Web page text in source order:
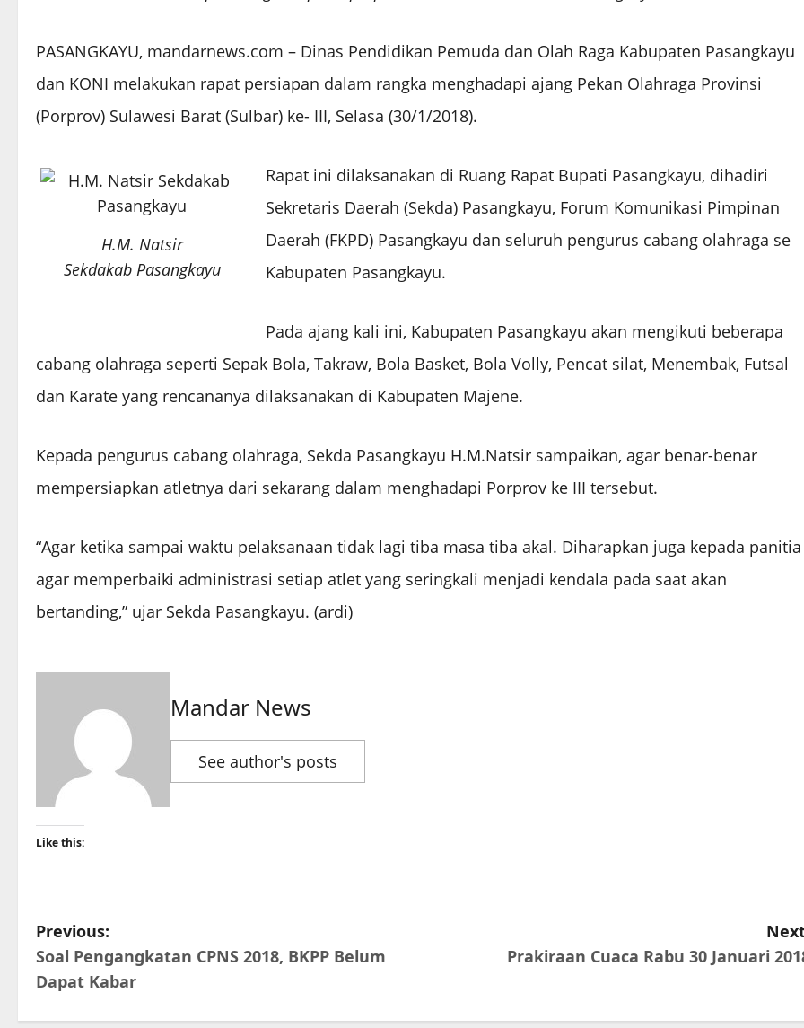
PASANGKAYU, mandarnews.com – Dinas Pendidikan Pemuda dan Olah Raga Kabupaten Pasangkayu
dan KONI melakukan rapat persiapan dalam rangka menghadapi ajang Pekan Olahraga Provinsi
(Porprov) Sulawesi Barat (Sulbar) ke- III, Selasa (30/1/2018).
H.M. Natsir
Sekdakab Pasangkayu
Rapat ini dilaksanakan di Ruang Rapat Bupati Pasangkayu, dihadiri
Sekretaris Daerah (Sekda) Pasangkayu, Forum Komunikasi Pimpinan
Daerah (FKPD) Pasangkayu dan seluruh pengurus cabang olahraga se
Kabupaten Pasangkayu.
Pada ajang kali ini, Kabupaten Pasangkayu akan mengikuti beberapa
cabang olahraga seperti Sepak Bola, Takraw, Bola Basket, Bola Volly, Pencat silat, Menembak, Futsal
dan Karate yang rencananya dilaksanakan di Kabupaten Majene.
Kepada pengurus cabang olahraga, Sekda Pasangkayu H.M.Natsir sampaikan, agar benar-benar
mempersiapkan atletnya dari sekarang dalam menghadapi Porprov ke III tersebut.
“Agar ketika sampai waktu pelaksanaan tidak lagi tiba masa tiba akal. Diharapkan juga kepada panitia
agar memperbaiki administrasi setiap atlet yang seringkali menjadi kendala pada saat akan
bertanding,” ujar Sekda Pasangkayu. (ardi)
Mandar News
See author's posts
Like this:
P
o
s
Previous:
Soal Pengangkatan CPNS 2018, BKPP Belum
Dapat Kabar
Prakiraan Cuaca Rabu 30 Januari